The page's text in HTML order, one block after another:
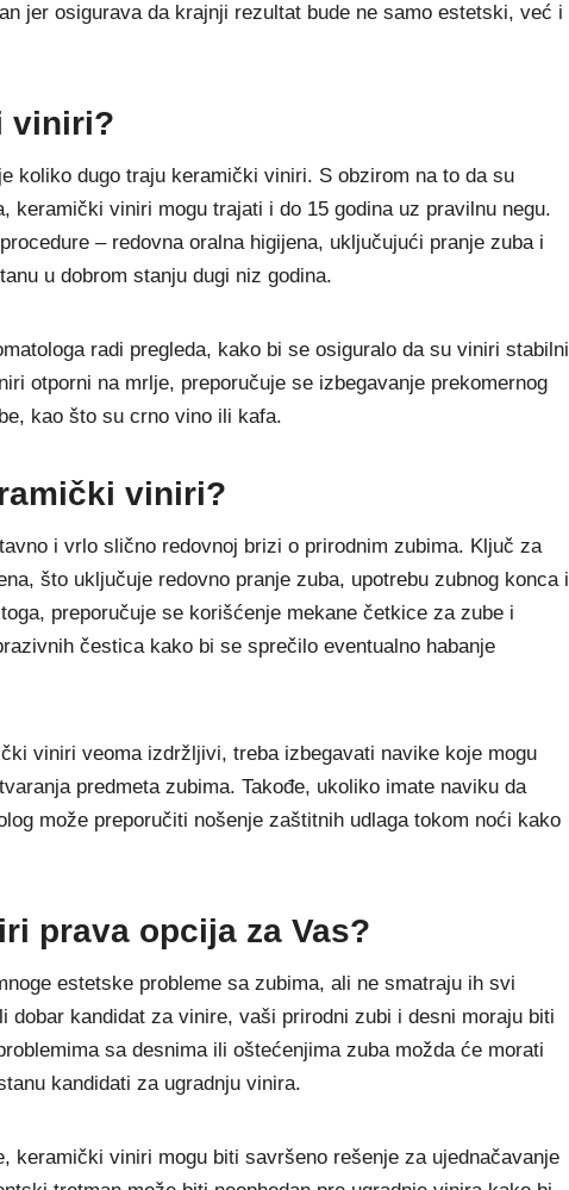
jer osigurava da krajnji rezultat bude ne samo estetski, već i
viniri?
koliko dugo traju keramički viniri. S obzirom na to da su
keramički viniri mogu trajati i do 15 godina uz pravilnu negu.
– redovna oralna higijena, uključujući pranje zuba i
u dobrom stanju dugi niz godina.
radi pregleda, kako bi se osiguralo da su viniri stabilni
otporni na mrlje, preporučuje se izbegavanje prekomernog
kao što su crno vino ili kafa.
viniri?
i vrlo slično redovnoj brizi o prirodnim zubima. Ključ za
što uključuje redovno pranje zuba, upotrebu zubnog konca i
preporučuje se korišćenje mekane četkice za zube i
čestica kako bi se sprečilo eventualno habanje
viniri veoma izdržljivi, treba izbegavati navike koje mogu
predmeta zubima. Takođe, ukoliko imate naviku da
može preporučiti nošenje zaštitnih udlaga tokom noći kako
prava opcija za Vas?
estetske probleme sa zubima, ali ne smatraju ih svi
dobar kandidat za vinire, vaši prirodni zubi i desni moraju biti
sa desnima ili oštećenjima zuba možda će morati
kandidati za ugradnju vinira.
keramički viniri mogu biti savršeno rešenje za ujednačavanje